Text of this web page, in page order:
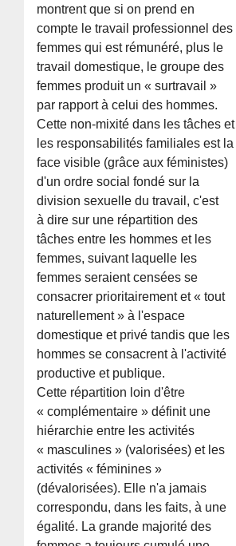
montrent que si on prend en
compte le travail professionnel des
femmes qui est rémunéré, plus le
travail domestique, le groupe des
femmes produit un « surtravail »
par rapport à celui des hommes.
Cette non-mixité dans les tâches et
les responsabilités familiales est la
face visible (grâce aux féministes)
d'un ordre social fondé sur la
division sexuelle du travail, c'est
à dire sur une répartition des
tâches entre les hommes et les
femmes, suivant laquelle les
femmes seraient censées se
consacrer prioritairement et « tout
naturellement » à l'espace
domestique et privé tandis que les
hommes se consacrent à l'activité
productive et publique.
Cette répartition loin d'être
« complémentaire » définit une
hiérarchie entre les activités
« masculines » (valorisées) et les
activités « féminines »
(dévalorisées). Elle n'a jamais
correspondu, dans les faits, à une
égalité. La grande majorité des